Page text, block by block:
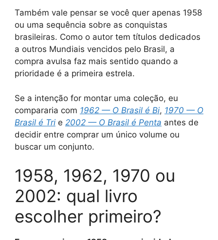
Também vale pensar se você quer apenas 1958
ou uma sequência sobre as conquistas
brasileiras. Como o autor tem títulos dedicados
a outros Mundiais vencidos pelo Brasil, a
compra avulsa faz mais sentido quando a
prioridade é a primeira estrela.
Se a intenção for montar uma coleção, eu
compararia com 1962 — O Brasil é Bi, 1970 — O
Brasil é Tri e 2002 — O Brasil é Penta antes de
decidir entre comprar um único volume ou
buscar um conjunto.
1958, 1962, 1970 ou
2002: qual livro
escolher primeiro?